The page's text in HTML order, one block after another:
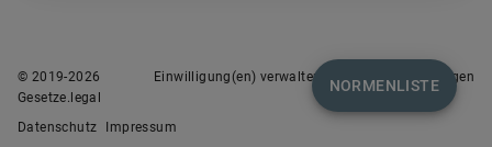
NORMENLISTE
© 2019-2026
Gesetze.legal
Einwilligung(en) verwalten Nutzungsbedingungen
Datenschutz Impressum